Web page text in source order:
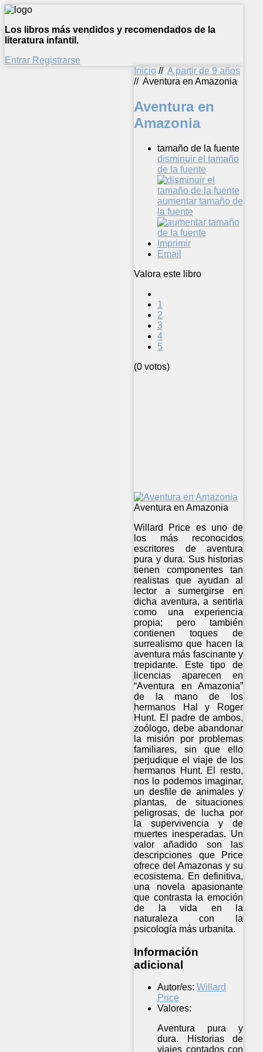
Los libros más vendidos y recomendados de la
literatura infantil.
Entrar Registrarse
Inicio // A partir de 9 años
// Aventura en Amazonia
Aventura en
Amazonia
tamaño de la fuente
disminuir el tamaño
de la fuente
aumentar tamaño de
la fuente
Imprimir
Email
Valora este libro
1
2
3
4
5
(0 votos)
Aventura en Amazonia
Willard Price es uno de
los más reconocidos
escritores de aventura
pura y dura. Sus historias
tienen componentes tan
realistas que ayudan al
lector a sumergirse en
dicha aventura, a sentirla
como una experiencia
propia; pero también
contienen toques de
surrealismo que hacen la
aventura más fascinante y
trepidante. Este tipo de
licencias aparecen en
“Aventura en Amazonia”
de la mano de los
hermanos Hal y Roger
Hunt. El padre de ambos,
zoólogo, debe abandonar
la misión por problemas
familiares, sin que ello
perjudique el viaje de los
hermanos Hunt. El resto,
nos lo podemos imaginar,
un desfile de animales y
plantas, de situaciones
peligrosas, de lucha por
la supervivencia y de
muertes inesperadas. Un
valor añadido son las
descripciones que Price
ofrece del Amazonas y su
ecosistema. En definitiva,
una novela apasionante
que contrasta la emoción
de la vida en la
naturaleza con la
psicología más urbanita.
Información
adicional
Autor/es: Willard
Price
Valores:
Aventura pura y
dura. Historias de
viajes contados con